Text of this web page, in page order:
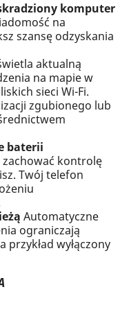
komputer
na
szansę odzyskania
aktualną
na mapie w
sieci Wi-Fi.
zgubionego lub
baterii
zachować kontrolę
Twój telefon
Automatyczne
ograniczają
wyłączony